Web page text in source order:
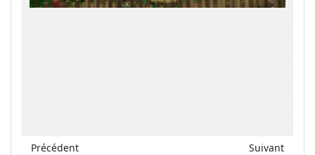
Précédent Suivant